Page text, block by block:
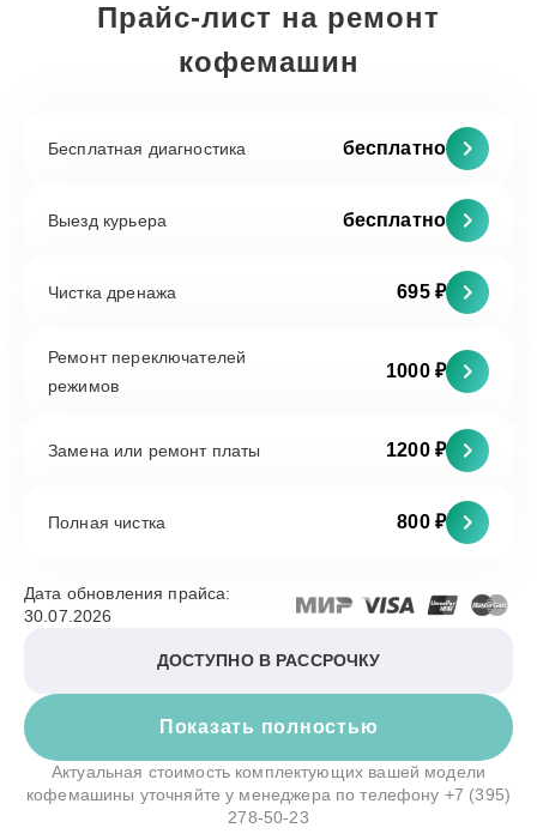
Прайс-лист на ремонт
кофемашин
Бесплатная диагностика бесплатно
Выезд курьера бесплатно
Чистка дренажа 695 ₽
Ремонт переключателей
режимов
1000 ₽
Замена или ремонт платы 1200 ₽
Полная чистка 800 ₽
Показать полностью
Дата обновления прайса:
30.07.2026
ДОСТУПНО В РАССРОЧКУ
Актуальная стоимость комплектующих вашей модели
кофемашины уточняйте у менеджера по телефону +7 (395)
278-50-23